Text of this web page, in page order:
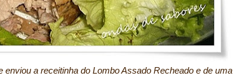
a receitinha do Lombo Assado Recheado e de uma